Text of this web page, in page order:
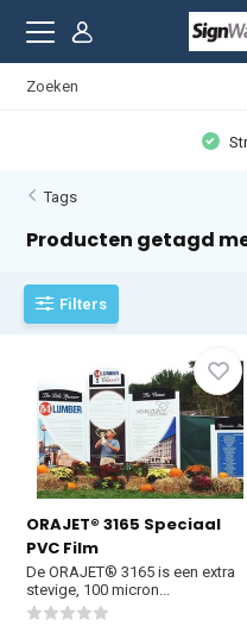
Tags
Producten getagd
Filters
ORAJET® 3165 Speciaal
PVC Film
De ORAJET® 3165 is een extra
stevige, 100 micron...